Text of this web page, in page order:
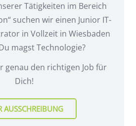
Tätigkeiten im Bereich
suchen wir einen Junior IT-
in Vollzeit in Wiesbaden
magst Technologie?
genau den richtigen Job für
Dich!
AUSSCHREIBUNG